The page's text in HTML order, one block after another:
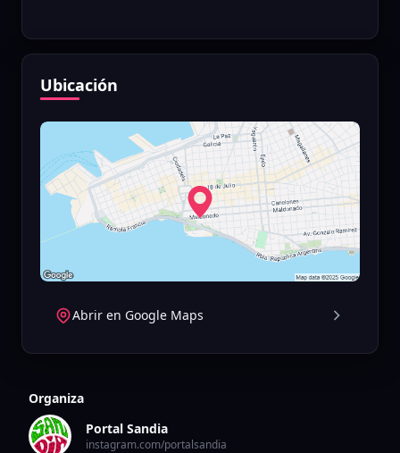
Ubicación
Abrir en Google Maps
Organiza
Portal Sandia
instagram.com/portalsandia